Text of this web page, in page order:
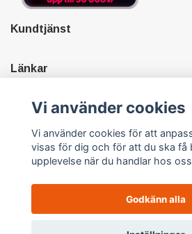
Kundtjänst
Länkar
Sociala medier
© 2026 Hypersports
Vi använder cookies
Vi använder cookies för att
visas för dig och för att du ska få
upplevelse när du handlar hos
Godkänn alla